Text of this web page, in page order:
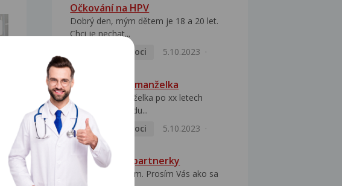
Očkování na HPV
Dobrý den, mým dětem je 18 a 20 let.
Chci je nechat...
Pohlavní nemoci
5.10.2023
HPV pozitivní manželka
Dobrý den, manželka po xx letech
přivezla z Východu...
Pohlavní nemoci
5.10.2023
HPV typ 52 u partnerky
Dobrý deň prajem. Prosím Vás ako sa